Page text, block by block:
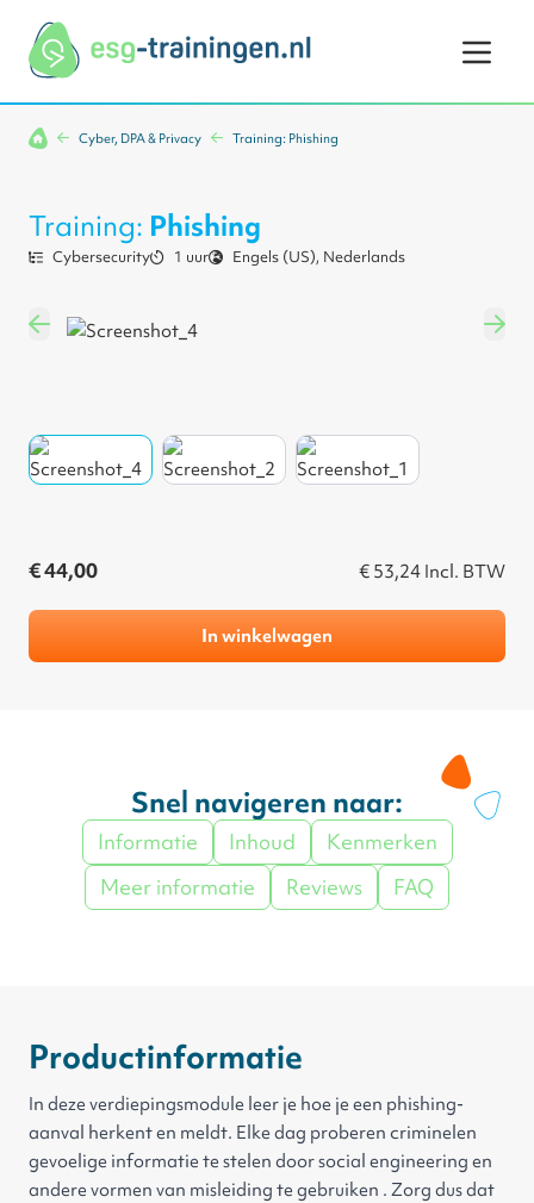
Cyber, DPA & Privacy Training: Phishing
Training: Phishing
Cybersecurity 1 uur Engels (US), Nederlands
€ 44,00 € 53,24 Incl. BTW
In winkelwagen
Snel navigeren naar:
Informatie Inhoud
Kenmerken
Meer informatie
Reviews FAQ
Productinformatie
In deze verdiepingsmodule leer je hoe je een phishing-
aanval herkenten meldt. Elke dag proberen criminelen
gevoelige informatie te stelen doorsocial engineering en
andere vormen van misleiding te gebruiken . Zorg dus dat